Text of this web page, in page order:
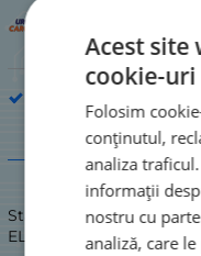
Stare: NOU / NOU
ELEMENT DE ÎNCĂLZIRE
Acest site
cookie-uri
Folosim
conținutul,
analiza
informații
nostru cu
analiză, care